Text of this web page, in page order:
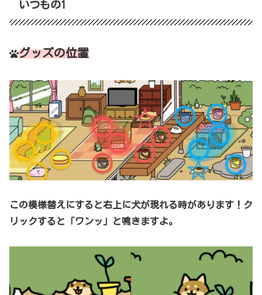
いつもの1
グッズの位置
この模様替えにすると右上に犬が現れる時があります！ク
リックすると「ワンッ」と鳴きますよ。